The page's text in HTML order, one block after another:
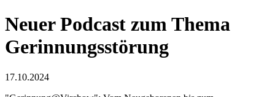
Neuer Podcast zum Thema
Gerinnungsstörung
17.10.2024